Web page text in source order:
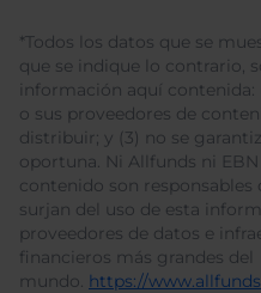
*Todos los datos que se
que se indique lo contrario,
información aquí contenida:
o sus proveedores de
distribuir; y (3) no se
oportuna. Ni Allfunds ni
contenido son responsables
surjan del uso de esta
proveedores de datos e
financieros más grandes del
mundo. https://